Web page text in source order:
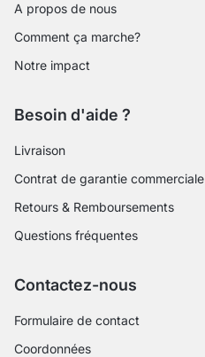
A propos de nous
Comment ça marche?
Notre impact
Besoin d'aide ?
Livraison
Contrat de garantie commerciale
Retours & Remboursements
Questions fréquentes
Contactez-nous
Formulaire de contact
Coordonnées